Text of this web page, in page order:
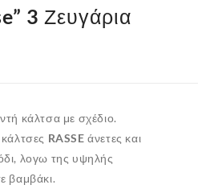
3 Ζευγάρια
κάλτσα με σχέδιο.
κάλτσες RASSEάνετες και
λογω της υψηλής
βαμβάκι.